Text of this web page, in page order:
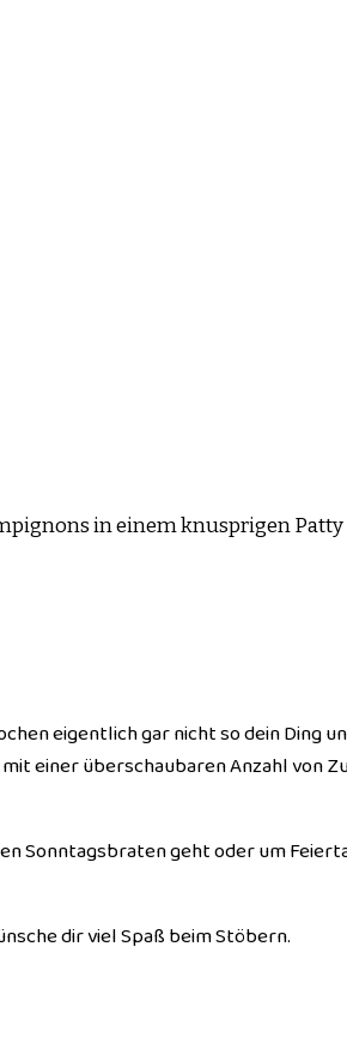
in einem knusprigen
eigentlich gar nicht so dein Ding
einer überschaubaren Anzahl von
Sonntagsbraten geht oder um
dir viel Spaß beim Stöbern.